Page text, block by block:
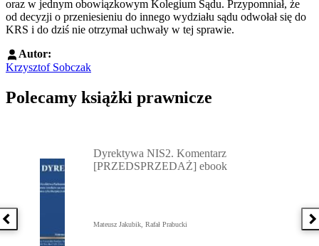
oraz w jednym obowiązkowym Kolegium Sądu. Przypomniał, że
od decyzji o przeniesieniu do innego wydziału sądu odwołał się do
KRS i do dziś nie otrzymał uchwały w tej sprawie.
Autor:
Krzysztof Sobczak
Polecamy książki prawnicze
Poprzednia książka
Dyrektywa NIS2. Komentarz
[PRZEDSPRZEDAŻ] ebook
Mateusz Jakubik, Rafał Prabucki